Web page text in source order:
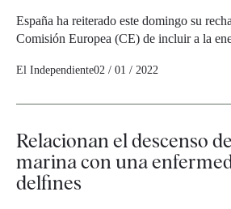
España ha reiterado este domingo su
Comisión Europea (CE) de incluir a la
El Independiente02 / 01 / 2022
Relacionan el descenso
marina con una
delfines